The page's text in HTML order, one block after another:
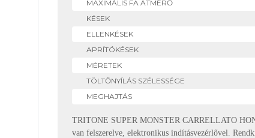
MAXIMÁLIS FA ÁTMÉRŐ
KÉSEK
ELLENKÉSEK
APRÍTÓKÉSEK
MÉRETEK
TÖLTŐNYÍLÁS SZÉLESSÉGE
MEGHAJTÁS
TRITONE SUPER MONSTER CARRELLATO
van felszerelve, elektronikus indításvezérlővel.